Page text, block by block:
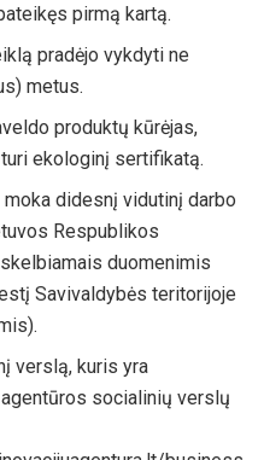
pirmą kartą.
pradėjo vykdyti ne
metus.
produktų kūrėjas,
ekologinį sertifikatą.
didesnį vidutinį darbo
Respublikos
duomenimis
Savivaldybės teritorijoje
verslą, kuris yra
socialinių verslų